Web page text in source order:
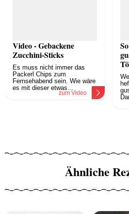
Video - Gebackene
Zucchini-Sticks
Es muss nicht immer das
Packerl Chips zum
Fernsehabend sein. Wie wäre
es mit dieser etwas...
zum Video
Ähnliche